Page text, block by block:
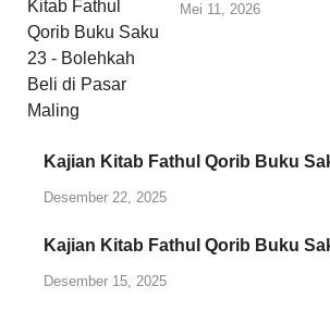
Mei 11, 2026
Kajian Kitab Fathul Qorib Buku
Desember 22, 2025
Kajian Kitab Fathul Qorib Buku
Desember 15, 2025